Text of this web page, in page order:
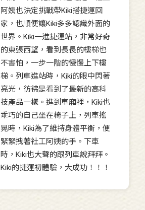
阿姨也決定挑戰帶Kiki搭捷運回
家，也順便讓Kiki多多認識外面的
世界。Kiki一進捷運站，非常好奇
的東張西望，看到長長的樓梯也
不害怕，一步一階的慢慢上下樓
梯。列車進站時，Kiki的眼中閃著
亮光，彷彿是看到了最新的高科
技產品一樣。進到車廂裡，Kiki也
乖巧的自己坐在椅子上，列車搖
晃時，Kiki為了維持身體平衡，便
緊緊拽著社工阿姨的手。下車
時，Kiki也大聲的跟列車說拜拜。
Kiki的捷運初體驗，大成功！！！